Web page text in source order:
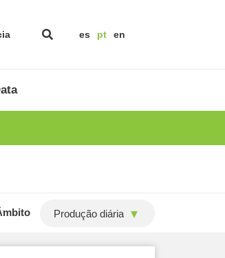
es pt en
Produção diária